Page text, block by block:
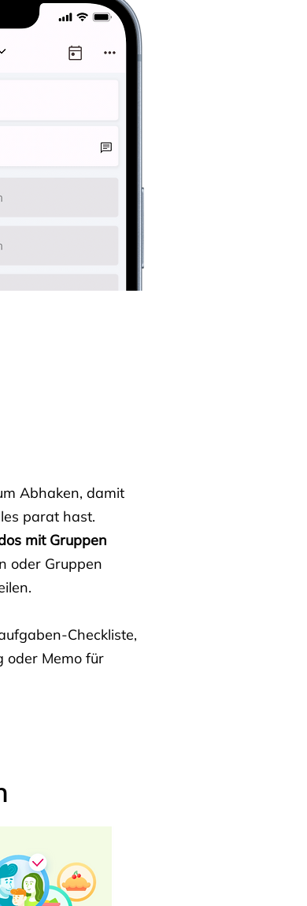
Abhaken, damit
parat hast.
mit Gruppen
oder Gruppen
Checkliste,
oder Memo für